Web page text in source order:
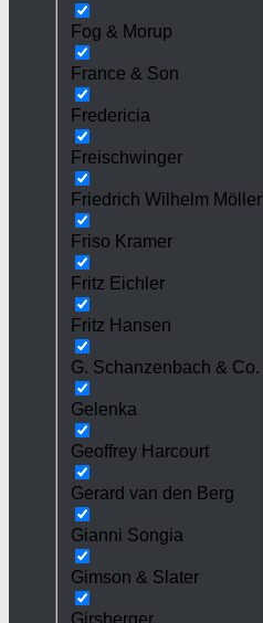
Fog & Morup
France & Son
Fredericia
Freischwinger
Friedrich Wilhelm Möller
Friso Kramer
Fritz Eichler
Fritz Hansen
G. Schanzenbach & Co.
Gelenka
Geoffrey Harcourt
Gerard van den Berg
Gianni Songia
Gimson & Slater
Girsberger